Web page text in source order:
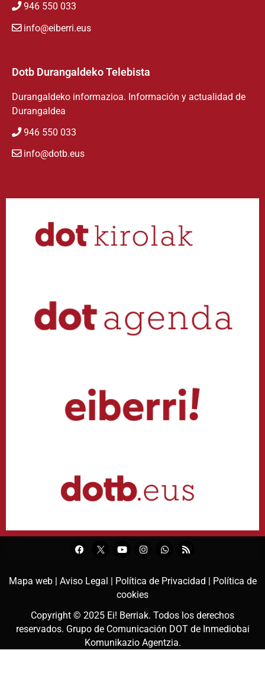
946 550 033
info@eiberri.eus
Dotb Durangaldeko Telebista
Durangaldeko informazioa. Información y actualidad de
Durangaldea
946 550 033
info@dotb.eus
Mapa web | Aviso Legal | Política de Privacidad |
Política de
cookies
Copyright © 2025 Ei! Berriak. Todos los derechos
reservados. Grupo de Comunicación DOT de Inmediobai
Komunikazio Agentzia.